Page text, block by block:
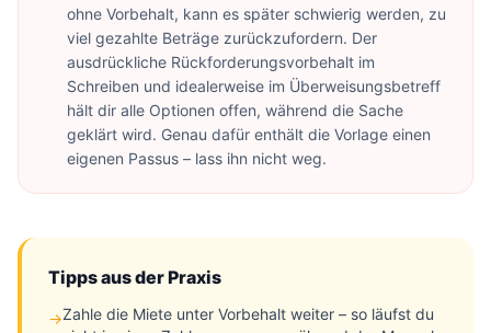
ohne Vorbehalt, kann es später schwierig werden, zu
viel gezahlte Beträge zurückzufordern. Der
ausdrückliche Rückforderungsvorbehalt im
Schreiben und idealerweise im Überweisungsbetreff
hält dir alle Optionen offen, während die Sache
geklärt wird. Genau dafür enthält die Vorlage einen
eigenen Passus – lass ihn nicht weg.
Tipps aus der Praxis
→Zahle die Miete unter Vorbehalt weiter – so läufst du